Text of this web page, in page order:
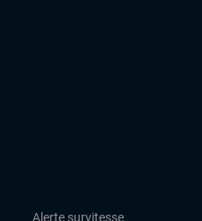
Alerte survitesse